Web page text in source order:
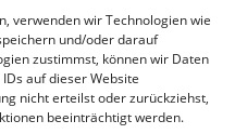
verwenden wir Technologien wie
und/oder darauf
zustimmst, können wir Daten
auf dieser Website
nicht erteilst oder zurückziehst,
beeinträchtigt werden.